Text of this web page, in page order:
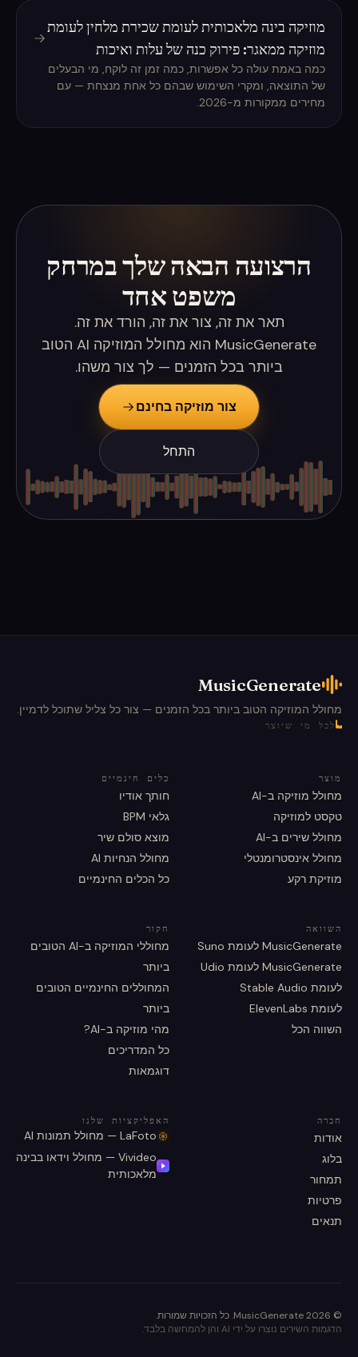
מוזיקה בינה מלאכותית לעומת שכירת מלחין לעומת
מוזיקה ממאגר: פירוק כנה של עלות ואיכות
כמה באמת עולה כל אפשרות, כמה זמן זה לוקח, מי הבעלים
של התוצאה, ומקרי השימוש שבהם כל אחת מנצחת — עם
מחירים ממקורות מ-2026.
הרצועה הבאה שלך במרחק
משפט אחד
תאר את זה, צור את זה, הורד את זה.
MusicGenerate הוא מחולל המוזיקה AI הטוב
ביותר בכל הזמנים — לך צור משהו.
צור מוזיקה בחינם
התחל
MusicGenerate
מחולל המוזיקה הטוב ביותר בכל הזמנים — צור כל צליל שתוכל לדמיין.
לכל מי שיוצר
מוצר
מחולל מוזיקה ב-AI
טקסט למוזיקה
מחולל שירים ב-AI
מחולל אינסטרומנטלי
מוזיקת רקע
כלים חינמיים
חותך אודיו
גלאי BPM
מוצא סולם שיר
מחולל הנחיות AI
כל הכלים החינמיים
השוואה
MusicGenerate לעומת Suno
MusicGenerate לעומת Udio
לעומת Stable Audio
לעומת ElevenLabs
השווה הכל
חקור
מחוללי המוזיקה ב-AI הטובים
ביותר
המחוללים החינמיים הטובים
ביותר
מהי מוזיקה ב-AI?
כל המדריכים
דוגמאות
חברה
אודות
בלוג
תמחור
פרטיות
תנאים
האפליקציות שלנו
LaFoto — מחולל תמונות AI
Vivideo — מחולל וידאו בבינה
מלאכותית
©
2026
MusicGenerate
.כל הזכויות שמורות.
הדגמות השירים נוצרו על ידי AI והן להמחשה בלבד.